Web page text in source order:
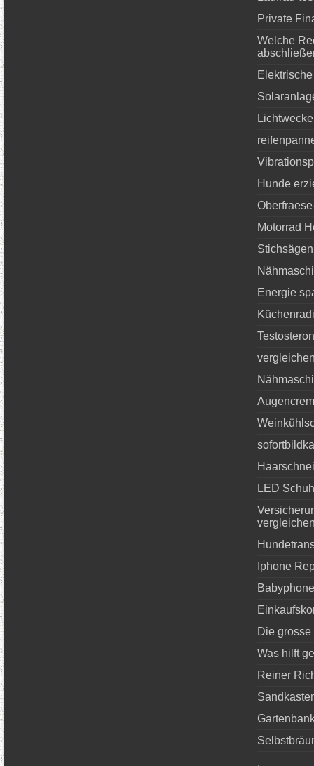
Private
Welche
Hunde
Motorrad
Energie
LED
Iphone
Die
Was hilft
Reiner
.